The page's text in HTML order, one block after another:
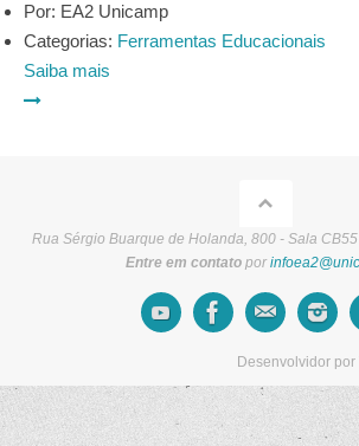
Por: EA2 Unicamp
Categorias: Ferramentas Educacionais
Saiba mais
Rua Sérgio Buarque de Holanda, 800 - Sala
Entre em contato por
Desenvolvidor por